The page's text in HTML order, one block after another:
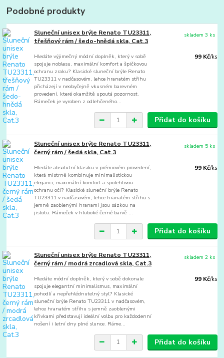
Podobné produkty
Sluneční unisex brýle Renato TU23311,
třešňový rám / šedo-hnědá skla, Cat.3
Hledáte výjimečný módní doplněk, který v sobě
spojuje noblesu, maximální komfort a špičkovou
ochranu zraku? Klasické sluneční brýle Renato
TU23311 v nadčasovém, lehce hranatém střihu
přicházejí v neobyčejně vkusném barevném
provedení, které okamžitě upoutá pozornost.
Rámeček je vyroben z odlehčeného...
99 Kč/ks
skladem 3 ks
Přidat do košíku
Sluneční unisex brýle Renato TU23311,
černý rám / šedá skla, Cat.3
Hledáte absolutní klasiku v prémiovém provedení,
která mistrně kombinuje minimalistickou
eleganci, maximální komfort a spolehlivou
ochranu očí? Klasické sluneční brýle Renato
TU23311 v nadčasovém, lehce hranatém střihu s
jemně zaoblenými hranami jsou sázkou na
jistotu. Rámeček v hluboké černé barvě ...
99 Kč/ks
skladem 5 ks
Přidat do košíku
Sluneční unisex brýle Renato TU23311,
černý rám / modrá zrcadlová skla, Cat.3
Hledáte módní doplněk, který v sobě dokonale
spojuje elegantní minimalismus, maximální
pohodlí a nepřehlédnutelný styl? Klasické
sluneční brýle Renato TU23311 v nadčasovém,
lehce hranatém střihu s jemně zaoblenými
křivkami představují ideální volbu pro každodenní
nošení i letní dny plné slunce. Ráme...
99 Kč/ks
skladem 2 ks
Přidat do košíku